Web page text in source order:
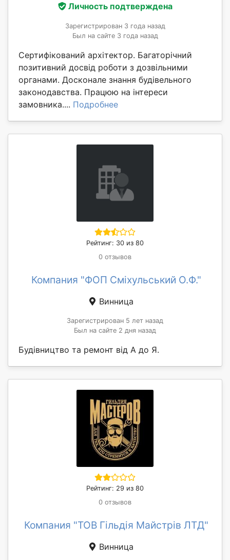
Личность подтверждена
Зарегистрирован 3 года назад
Был на сайте 3 года назад
Сертифікований архітектор. Багаторічний
позитивний досвід роботи з дозвільними
органами. Досконале знання будівельного
законодавства. Працюю на інтереси
замовника.... Подробнее
Рейтинг: 30 из 80
0 отзывов
Компания "ФОП Сміхульський О.Ф."
Винница
Зарегистрирован 5 лет назад
Был на сайте 2 дня назад
Будівництво та ремонт від А до Я.
Рейтинг: 29 из 80
0 отзывов
Компания "ТОВ Гільдія Майстрів ЛТД"
Винница